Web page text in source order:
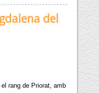
del
rang de Priorat, amb